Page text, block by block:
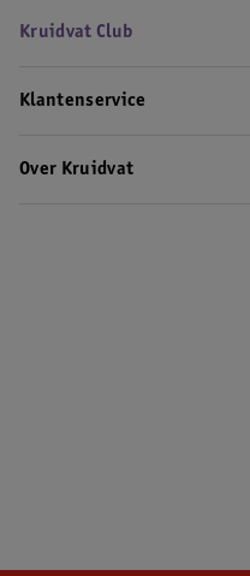
Kruidvat Club
Klantenservice
Over Kruidvat